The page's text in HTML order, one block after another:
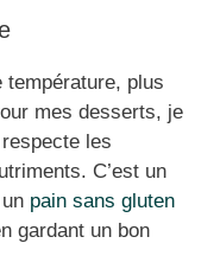
température, plus
mes desserts, je
les
C’est un
pain sans gluten
gardant un bon